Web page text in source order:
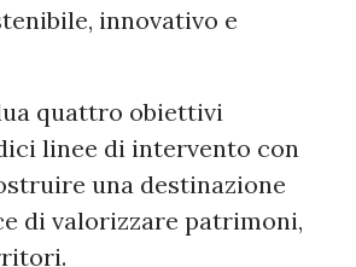
innovativo e
quattro obiettivi
linee di intervento con
una destinazione
di valorizzare patrimoni,